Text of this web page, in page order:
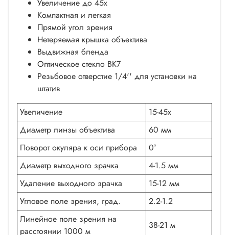
Увеличение до 45х
Компактная и легкая
Прямой угол зрения
Нетеряемая крышка объектива
Выдвижная бленда
Оптическое стекло BK7
Резьбовое отверстие 1/4'' для установки на
штатив
Увеличение
15-45х
Диаметр линзы объектива
60 мм
Поворот окуляра к оси прибора
0°
Диаметр выходного зрачка
4-1.5 мм
Удаление выходного зрачка
15-12 мм
Угловое поле зрения, град.
2.2-1.2
Линейное поле зрения на
расстоянии 1000 м
38-21 м